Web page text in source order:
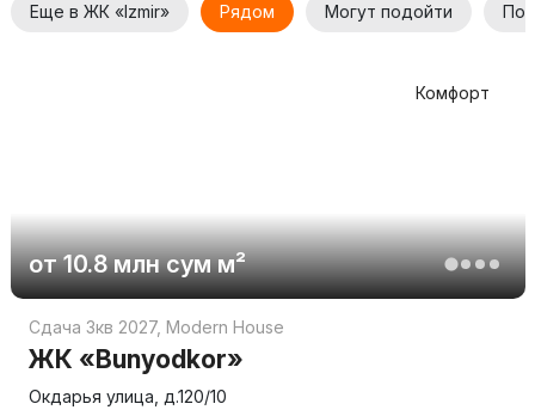
Еще в ЖК «Izmir» Рядом Могут подойти По
Комфорт
от10.8 млн сумм²
Сдача 3кв 2027, Modern House
ЖК «Bunyodkor»
Окдарья улица, д.120/10